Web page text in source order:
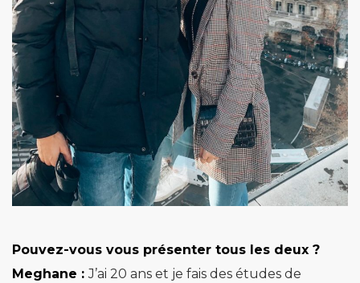
Pouvez-vous vous présenter tous les deux ?
Meghane :J’ai 20 ans et je fais des études de